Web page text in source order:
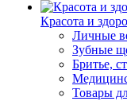
Красота и
Личные
Зубные
Бритье,
Товары